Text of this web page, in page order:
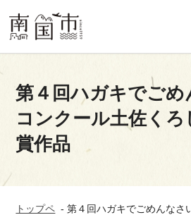
第４回ハガキでごめ
コンクール土佐く
賞作品
トップペ -第４回ハガキでごめんなさ